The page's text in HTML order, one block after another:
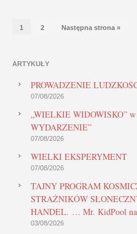
1 2 Następna strona »
ARTYKUŁY
PROWADZENIE
07/08/2026
„WIELKIE WIDOWISKO”
WYDARZENIE”
07/08/2026
WIELKI EKSPERYMENT
07/08/2026
TAJNY PROGRAM
STRAŻNIKÓW
HANDEL. … Mr. KidPool na
03/08/2026